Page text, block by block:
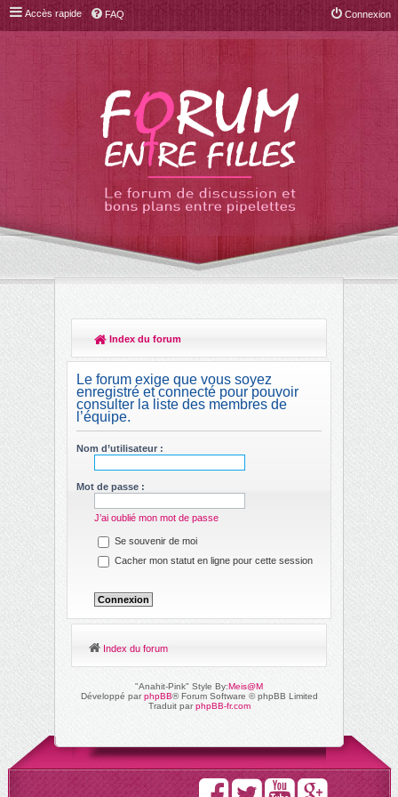
Accès rapide FAQ Connexion
Index du forum
ec
Le forum exige que vous soyez
enregistré et connecté pour pouvoir
consulter la liste des membres de
l’équipe.
Nom d’utilisateur :
Mot de passe :
J’ai oublié mon mot de passe
Se souvenir de moi
Cacher mon statut en ligne pour cette session
Index du forum
"Anahit-Pink" Style By:Meis@M
Développé par phpBB® Forum Software © phpBB Limited
Traduit parphpBB-fr.com